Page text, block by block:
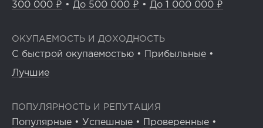
300 000 ₽ • До 500 000 ₽ • До 1 000 000 ₽
ОКУПАЕМОСТЬ И ДОХОДНОСТЬ
С быстрой окупаемостью • Прибыльные •
Лучшие
ПОПУЛЯРНОСТЬ И РЕПУТАЦИЯ
Популярные • Успешные • Проверенные •